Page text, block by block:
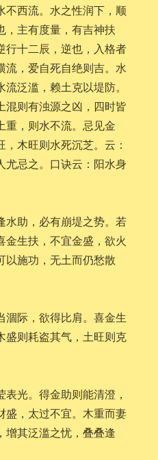
不西流。水之性润下，顺
，主有度量，有吉神扶
行十二辰，逆也，入格者
流，爱自死自绝则吉。水
泛滥，赖土克以堤防。
混则有浊源之凶，四时皆
重，则水不流。忌见金
木旺则水死沉芝。云：
尤忌之。口诀云：阳水身
水助，必有崩堤之势。若
金生扶，不宜金盛，欲火
以施功，无土而仍愁散
涸际，欲得比肩。喜金生
盛则耗盗其气，土旺则克
光。得金助则能清澄，
盛，太过不宜。木重而妻
增其泛滥之忧，叠叠逢